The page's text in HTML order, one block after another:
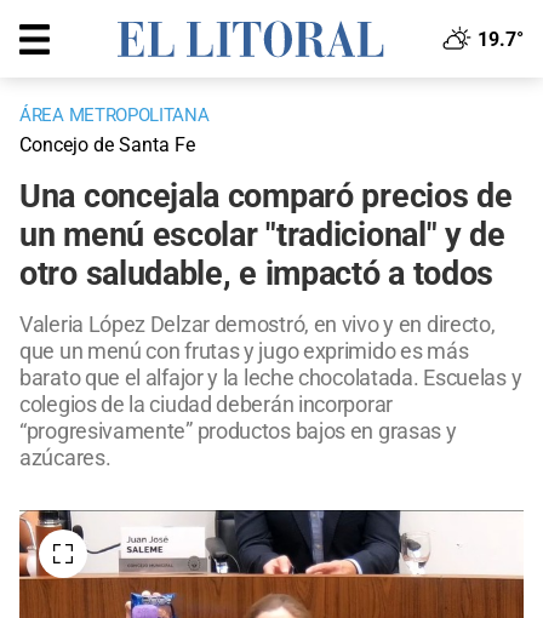
19.7°
ÁREA METROPOLITANA
Concejo de Santa Fe
Una concejala comparó precios de
un menú escolar "tradicional" y de
otro saludable, e impactó a todos
Valeria López Delzar demostró, en vivo y en directo,
que un menú con frutas y jugo exprimido es más
barato que el alfajor y la leche chocolatada. Escuelas y
colegios de la ciudad deberán incorporar
“progresivamente” productos bajos en grasas y
azúcares.